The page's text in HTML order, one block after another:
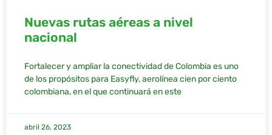
Nuevas rutas aéreas a nivel
nacional
Fortalecer y ampliar la conectividad de Colombia es uno
de los propósitos para Easyfly, aerolínea cien por ciento
colombiana, en el que continuará en este
abril 26, 2023